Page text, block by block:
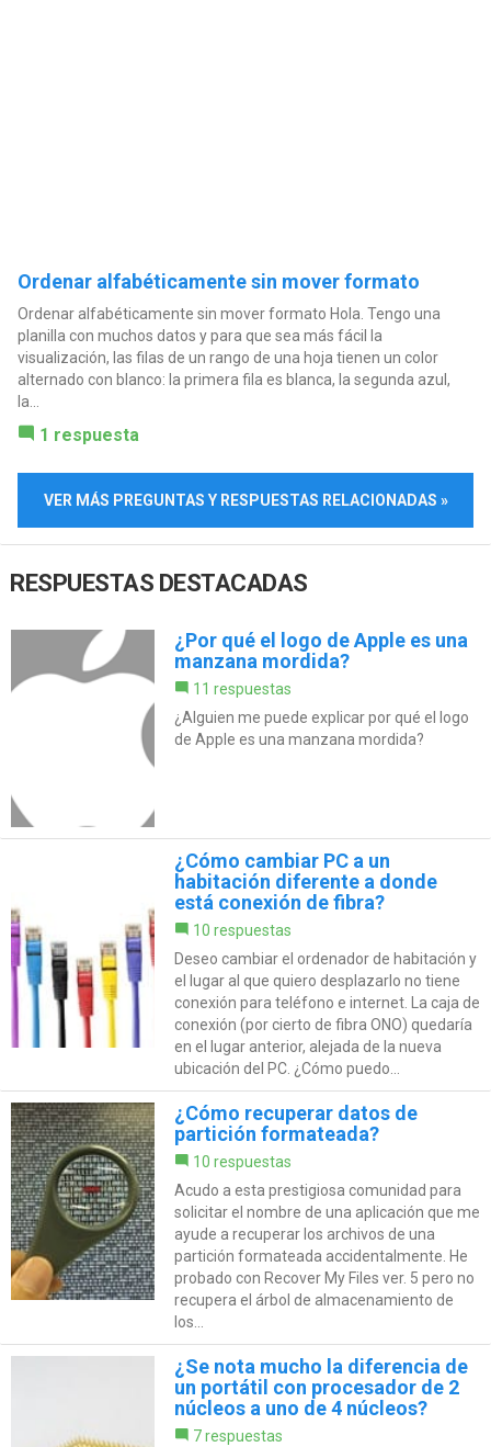
Ordenar alfabéticamente sin mover formato
Ordenar alfabéticamente sin mover formato Hola. Tengo una
planilla con muchos datos y para que sea más fácil la
visualización, las filas de un rango de una hoja tienen un color
alternado con blanco: la primera fila es blanca, la segunda azul,
la...
1 respuesta
VER MÁS PREGUNTAS Y RESPUESTAS RELACIONADAS »
RESPUESTAS DESTACADAS
¿Por qué el logo de Apple es una
manzana mordida?
11 respuestas
¿Alguien me puede explicar por qué el logo
de Apple es una manzana mordida?
¿Cómo cambiar PC a un
habitación diferente a donde
está conexión de fibra?
10 respuestas
Deseo cambiar el ordenador de habitación y
el lugar al que quiero desplazarlo no tiene
conexión para teléfono e internet. La caja de
conexión (por cierto de fibra ONO) quedaría
en el lugar anterior, alejada de la nueva
ubicación del PC. ¿Cómo puedo...
¿Cómo recuperar datos de
partición formateada?
10 respuestas
Acudo a esta prestigiosa comunidad para
solicitar el nombre de una aplicación que me
ayude a recuperar los archivos de una
partición formateada accidentalmente. He
probado con Recover My Files ver. 5 pero no
recupera el árbol de almacenamiento de
los...
¿Se nota mucho la diferencia de
un portátil con procesador de 2
núcleos a uno de 4 núcleos?
7 respuestas